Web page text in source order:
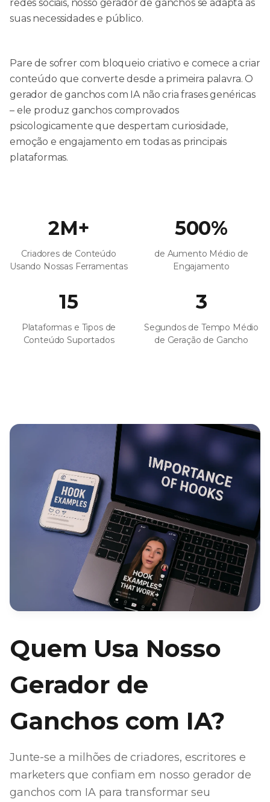
redes sociais, nosso gerador de ganchos se adapta às
suas necessidades e público.
Pare de sofrer com bloqueio criativo e comece a criar
conteúdo que converte desde a primeira palavra. O
gerador de ganchos com IA não cria frases genéricas
– ele produz ganchos comprovados
psicologicamente que despertam curiosidade,
emoção e engajamento em todas as principais
plataformas.
2M+
Criadores de Conteúdo
Usando Nossas Ferramentas
500%
de Aumento Médio de
Engajamento
15
Plataformas e Tipos de
Conteúdo Suportados
3
Segundos de Tempo Médio
de Geração de Gancho
Quem Usa Nosso
Gerador de
Ganchos com IA?
Junte-se a milhões de criadores, escritores e
marketers que confiam em nosso gerador de
ganchos com IA para transformar seu